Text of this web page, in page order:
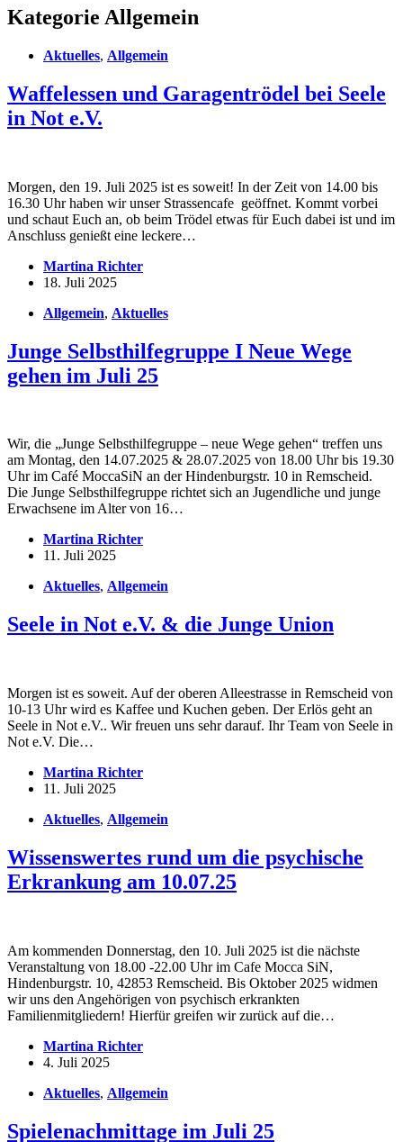
Kategorie Allgemein
Aktuelles, Allgemein
Waffelessen und Garagentrödel bei Seele
in Not e.V.
Morgen, den 19. Juli 2025 ist es soweit! In der Zeit von 14.00 bis
16.30 Uhr haben wir unser Strassencafe geöffnet. Kommt vorbei
und schaut Euch an, ob beim Trödel etwas für Euch dabei ist und im
Anschluss genießt eine leckere…
Martina Richter
18. Juli 2025
Allgemein, Aktuelles
Junge Selbsthilfegruppe I Neue Wege
gehen im Juli 25
Wir, die „Junge Selbsthilfegruppe – neue Wege gehen“ treffen uns
am Montag, den 14.07.2025 & 28.07.2025 von 18.00 Uhr bis 19.30
Uhr im Café MoccaSiN an der Hindenburgstr. 10 in Remscheid.
Die Junge Selbsthilfegruppe richtet sich an Jugendliche und junge
Erwachsene im Alter von 16…
Martina Richter
11. Juli 2025
Aktuelles, Allgemein
Seele in Not e.V. & die Junge Union
Morgen ist es soweit. Auf der oberen Alleestrasse in Remscheid von
10-13 Uhr wird es Kaffee und Kuchen geben. Der Erlös geht an
Seele in Not e.V.. Wir freuen uns sehr darauf. Ihr Team von Seele in
Not e.V. Die…
Martina Richter
11. Juli 2025
Aktuelles, Allgemein
Wissenswertes rund um die psychische
Erkrankung am 10.07.25
Am kommenden Donnerstag, den 10. Juli 2025 ist die nächste
Veranstaltung von 18.00 -22.00 Uhr im Cafe Mocca SiN,
Hindenburgstr. 10, 42853 Remscheid. Bis Oktober 2025 widmen
wir uns den Angehörigen von psychisch erkrankten
Familienmitgliedern! Hierfür greifen wir zurück auf die…
Martina Richter
4. Juli 2025
Aktuelles, Allgemein
Spielenachmittage im Juli 25